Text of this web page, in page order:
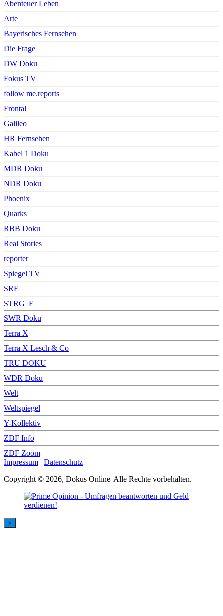
Abenteuer Leben
Arte
Bayerisches Fernsehen
Die Frage
DW Doku
Fokus TV
follow me.reports
Frontal
Galileo
HR Fernsehen
Kabel 1 Doku
MDR Doku
NDR Doku
Phoenix
Quarks
RBB Doku
Real Stories
reporter
Spiegel TV
SRF
STRG_F
SWR Doku
Terra X
Terra X Lesch & Co
TRU DOKU
WDR Doku
Welt
Weltspiegel
Y-Kollektiv
ZDF Info
ZDF Zoom
Impressum | Datenschutz
Copyright © 2026, Dokus Online. Alle Rechte vorbehalten.
×